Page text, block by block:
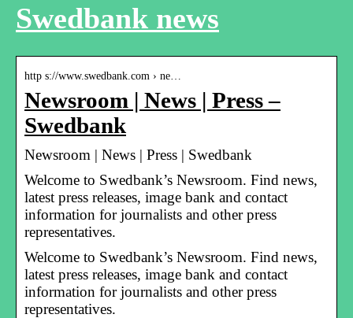
Swedbank news
http s://www.swedbank.com › ne…
Newsroom | News | Press –
Swedbank
Newsroom | News | Press | Swedbank
Welcome to Swedbank’s Newsroom. Find news,
latest press releases, image bank and contact
information for journalists and other press
representatives.
Welcome to Swedbank’s Newsroom. Find news,
latest press releases, image bank and contact
information for journalists and other press
representatives.